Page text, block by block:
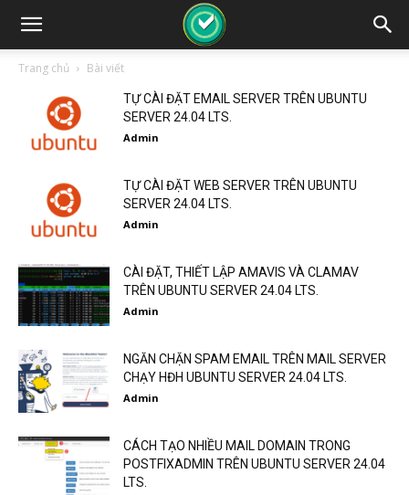
Trang chủ Bài viết
TỰ CÀI ĐẶT EMAIL SERVER TRÊN UBUNTU
SERVER 24.04 LTS.
Admin
TỰ CÀI ĐẶT WEB SERVER TRÊN UBUNTU
SERVER 24.04 LTS.
Admin
CÀI ĐẶT, THIẾT LẬP AMAVIS VÀ CLAMAV
TRÊN UBUNTU SERVER 24.04 LTS.
Admin
NGĂN CHẶN SPAM EMAIL TRÊN MAIL SERVER
CHẠY HĐH UBUNTU SERVER 24.04 LTS.
Admin
CÁCH TẠO NHIỀU MAIL DOMAIN TRONG
POSTFIXADMIN TRÊN UBUNTU SERVER 24.04
LTS.